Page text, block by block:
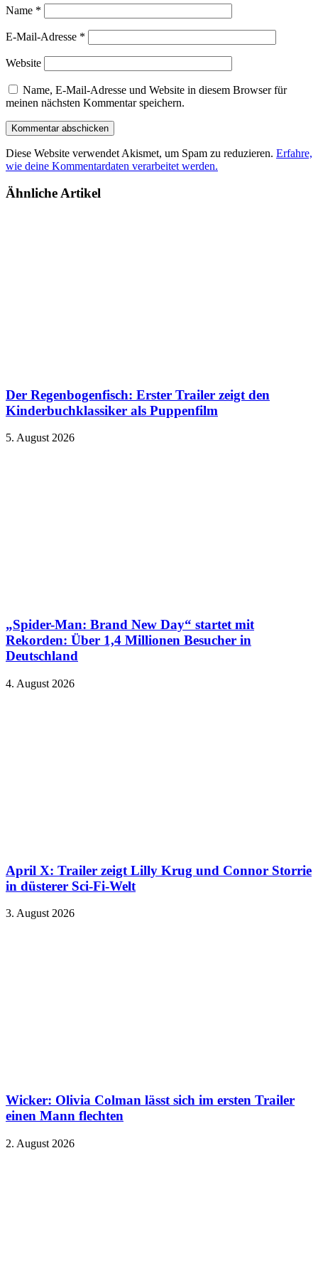
Name *
E-Mail-Adresse *
Website
Name, E-Mail-Adresse und Website in diesem Browser für
meinen nächsten Kommentar speichern.
Diese Website verwendet Akismet, um Spam zu reduzieren. Erfahre,
wie deine Kommentardaten verarbeitet werden.
Ähnliche Artikel
Der Regenbogenfisch: Erster Trailer zeigt den
Kinderbuchklassiker als Puppenfilm
5. August 2026
„Spider-Man: Brand New Day“ startet mit
Rekorden: Über 1,4 Millionen Besucher in
Deutschland
4. August 2026
April X: Trailer zeigt Lilly Krug und Connor Storrie
in düsterer Sci-Fi-Welt
3. August 2026
Wicker: Olivia Colman lässt sich im ersten Trailer
einen Mann flechten
2. August 2026